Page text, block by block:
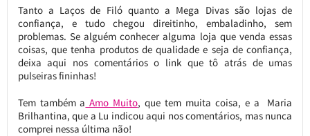
Tanto a Laços de Filó quanto a Mega Divas são lojas de
confiança, e tudo chegou direitinho, embaladinho, sem
problemas. Se alguém conhecer alguma loja que venda essas
coisas, que tenha produtos de qualidade e seja de confiança,
deixa aqui nos comentários o link que tô atrás de umas
pulseiras fininhas!
Tem também a Amo Muito, que tem muita coisa, e a Maria
Brilhantina, que a Lu indicou aqui nos comentários, mas nunca
comprei nessa última não!